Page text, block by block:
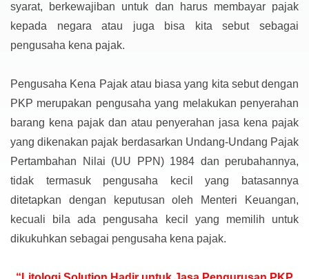
syarat, berkewajiban untuk dan harus membayar pajak
kepada negara atau juga bisa kita sebut sebagai
pengusaha kena pajak.
Pengusaha Kena Pajak atau biasa yang kita sebut dengan
PKP merupakan pengusaha yang melakukan penyerahan
barang kena pajak dan atau penyerahan jasa kena pajak
yang dikenakan pajak berdasarkan Undang-Undang Pajak
Pertambahan Nilai (UU PPN) 1984 dan perubahannya,
tidak termasuk pengusaha kecil yang batasannya
ditetapkan dengan keputusan oleh Menteri Keuangan,
kecuali bila ada pengusaha kecil yang memilih untuk
dikukuhkan sebagai pengusaha kena pajak.